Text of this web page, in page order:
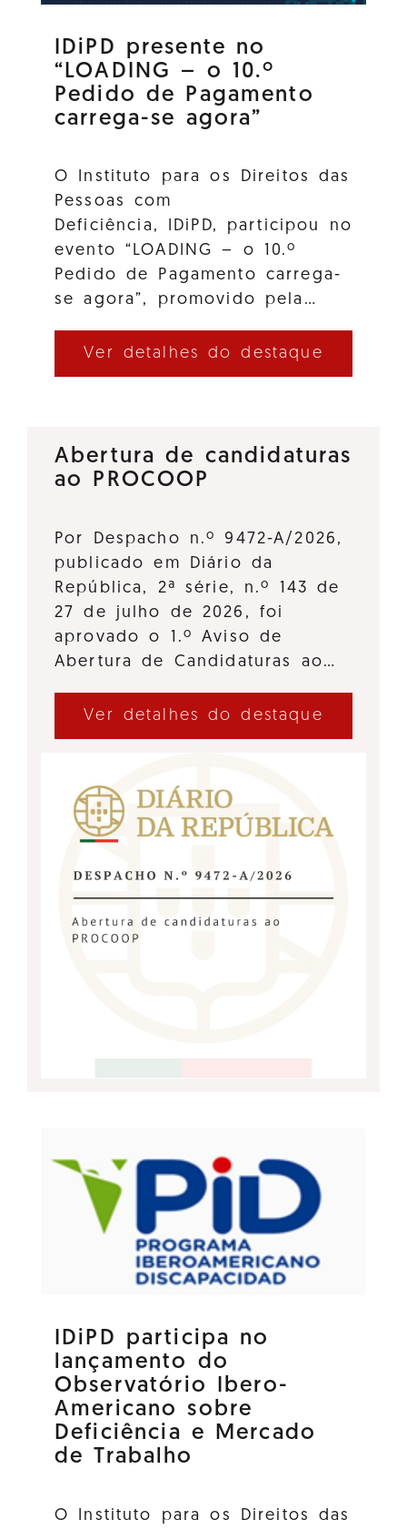
IDiPD presente no
“LOADING – o 10.º
Pedido de Pagamento
carrega-se agora”
O Instituto para os Direitos das
Pessoas com
Deficiência, IDiPD, participou no
evento “LOADING – o 10.º
Pedido de Pagamento carrega-
se agora”, promovido pela…
Ver detalhes do destaque
Abertura de candidaturas
ao PROCOOP
Por Despacho n.º 9472-A/2026,
publicado em Diário da
República, 2ª série, n.º 143 de
27 de julho de 2026, foi
aprovado o 1.º Aviso de
Abertura de Candidaturas ao…
Ver detalhes do destaque
IDiPD participa no
lançamento do
Observatório Ibero-
Americano sobre
Deficiência e Mercado
de Trabalho
O Instituto para os Direitos das